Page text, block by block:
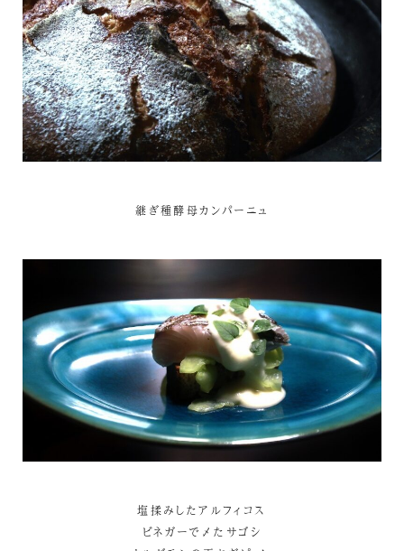
継ぎ種酵母カンパーニュ
塩揉みしたアルフィコス
ビネガーで〆たサゴシ